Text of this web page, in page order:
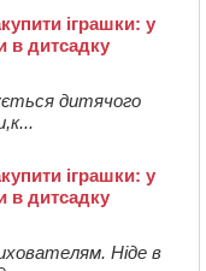
іграшки: у
в дитсадку
дитячого
іграшки: у
в дитсадку
Ніде в